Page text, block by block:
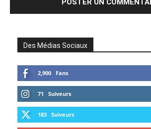
Des Médias Sociaux
2,900 Fans
71 Suiveurs
183 Suiveurs